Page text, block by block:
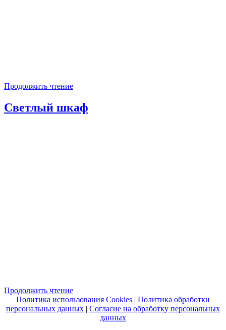
Продолжить чтение
Светлый шкаф
Продолжить чтение
Политика использования Cookies | Политика обработки
персональных данных | Согласие на обработку персональных
данных